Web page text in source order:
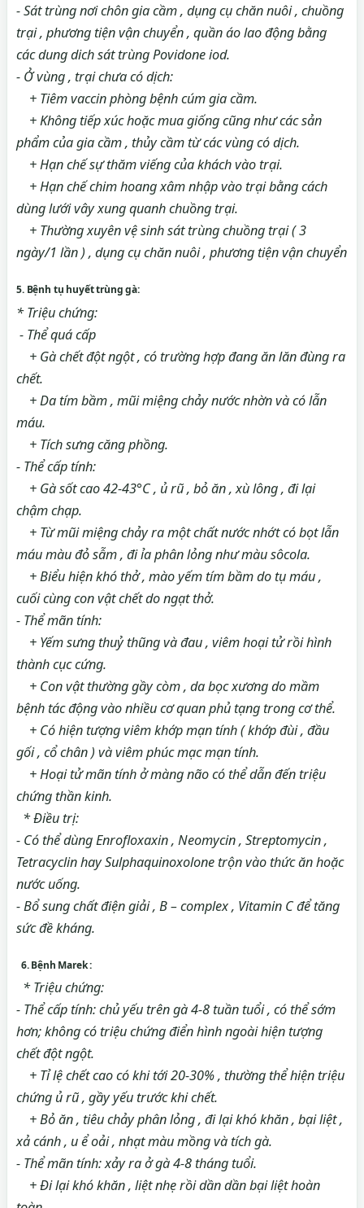
- Sát trùng nơi chôn gia cầm , dụng cụ chăn nuôi , chuồng
trại , phương tiện vận chuyển , quần áo lao động bằng
các dung dich sát trùng Povidone iod.
- Ở vùng , trại chưa có dịch:
+ Tiêm vaccin phòng bệnh cúm gia cầm.
+ Không tiếp xúc hoặc mua giống cũng như các sản
phẩm của gia cầm , thủy cầm từ các vùng có dịch.
+ Hạn chế sự thăm viếng của khách vào trại.
+ Hạn chế chim hoang xâm nhập vào trại bằng cách
dùng lưới vây xung quanh chuồng trại.
+ Thường xuyên vệ sinh sát trùng chuồng trại ( 3
ngày/1 lần ) , dụng cụ chăn nuôi , phương tiện vận chuyển
5. Bệnh tụ huyết trùng gà:
* Triệu chứng:
- Thể quá cấp
+ Gà chết đột ngột , có trường hợp đang ăn lăn đùng ra
chết.
+ Da tím bầm , mũi miệng chảy nước nhờn và có lẫn
máu.
+ Tích sưng căng phồng.
- Thể cấp tính:
+ Gà sốt cao 42-43°C , ủ rũ , bỏ ăn , xù lông , đi lại
chậm chạp.
+ Từ mũi miệng chảy ra một chất nước nhớt có bọt lẫn
máu màu đỏ sẫm , đi ỉa phân lỏng như màu sôcola.
+ Biểu hiện khó thở , mào yếm tím bầm do tụ máu ,
cuối cùng con vật chết do ngạt thở.
- Thể mãn tính:
+ Yếm sưng thuỷ thũng và đau , viêm hoại tử rồi hình
thành cục cứng.
+ Con vật thường gầy còm , da bọc xương do mầm
bệnh tác động vào nhiều cơ quan phủ tạng trong cơ thể.
+ Có hiện tượng viêm khớp mạn tính ( khớp đùi , đầu
gối , cổ chân ) và viêm phúc mạc mạn tính.
+ Hoại tử mãn tính ở màng não có thể dẫn đến triệu
chứng thần kinh.
* Điều trị:
- Có thể dùng Enrofloxaxin , Neomycin , Streptomycin ,
Tetracyclin hay Sulphaquinoxolone trộn vào thức ăn hoặc
nước uống.
- Bổ sung chất điện giải , B – complex , Vitamin C để tăng
sức đề kháng.
6. Bệnh Marek :
* Triệu chứng:
- Thể cấp tính: chủ yếu trên gà 4-8 tuần tuổi , có thể sớm
hơn; không có triệu chứng điển hình ngoài hiện tượng
chết đột ngột.
+ Tỉ lệ chết cao có khi tới 20-30% , thường thể hiện triệu
chứng ủ rũ , gầy yếu trước khi chết.
+ Bỏ ăn , tiêu chảy phân lỏng , đi lại khó khăn , bại liệt ,
xả cánh , u ể oải , nhạt màu mồng và tích gà.
- Thể mãn tính: xảy ra ở gà 4-8 tháng tuổi.
+ Đi lại khó khăn , liệt nhẹ rồi dần dần bại liệt hoàn